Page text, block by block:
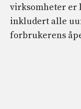
virksomheter er
inkludert alle
forbrukerens